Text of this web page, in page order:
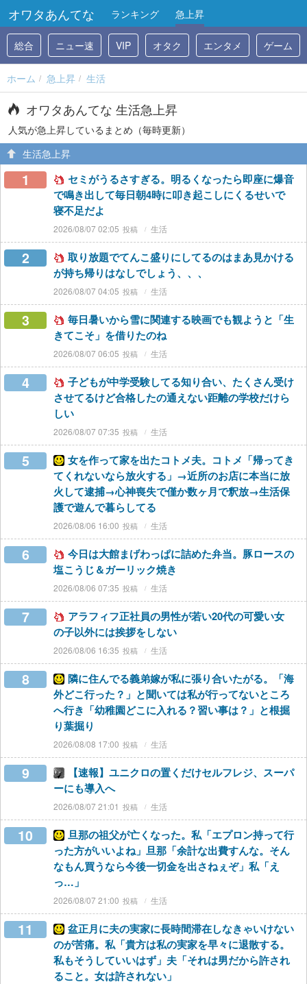
オワタあんてな ランキング 急上昇
総合 ニュー速 VIP オタク エンタメ ゲーム
ホーム 急上昇 生活
オワタあんてな 生活急上昇
人気が急上昇しているまとめ（毎時更新）
生活急上昇
1
セミがうるさすぎる。明るくなったら即座に爆音
で鳴き出して毎日朝4時に叩き起こしにくるせいで
寝不足だよ
2026/08/07 02:05 生活
2
取り放題でてんこ盛りにしてるのはまあ見かける
が持ち帰りはなしでしょう、、、
2026/08/07 04:05 生活
3
毎日暑いから雪に関連する映画でも観ようと「生
きてこそ」を借りたのね
2026/08/07 06:05 生活
4
子どもが中学受験してる知り合い、たくさん受け
させてるけど合格したの通えない距離の学校だけら
しい
2026/08/07 07:35 生活
5
女を作って家を出たコトメ夫。コトメ「帰ってき
てくれないなら放火する」→近所のお店に本当に放
火して逮捕→心神喪失で僅か数ヶ月で釈放→生活保
護で遊んで暮らしてる
2026/08/06 16:00 生活
6
今日は大館まげわっぱに詰めた弁当。豚ロースの
塩こうじ＆ガーリック焼き
2026/08/06 07:35 生活
7
アラフィフ正社員の男性が若い20代の可愛い女
の子以外には挨拶をしない
2026/08/06 16:35 生活
8
隣に住んでる義弟嫁が私に張り合いたがる。「海
外どこ行った？」と聞いては私が行ってないところ
へ行き「幼稚園どこに入れる？習い事は？」と根掘
り葉掘り
2026/08/08 17:00 生活
9
【速報】ユニクロの置くだけセルフレジ、スーパ
ーにも導入へ
2026/08/07 21:01 生活
10
旦那の祖父が亡くなった。私「エプロン持って行
った方がいいよね」旦那「余計な出費すんな。そん
なもん買うなら今後一切金を出さねぇぞ」私「え
っ…」
2026/08/07 21:00 生活
11
盆正月に夫の実家に長時間滞在しなきゃいけない
のが苦痛。私「貴方は私の実家を早々に退散する。
私もそうしていいはず」夫「それは男だから許され
ること。女は許されない」